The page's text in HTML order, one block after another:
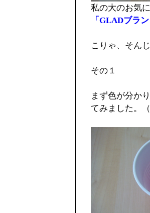
私の大のお気
「GLADブラ
こりゃ、そん
その１
まず色が分か
てみました。